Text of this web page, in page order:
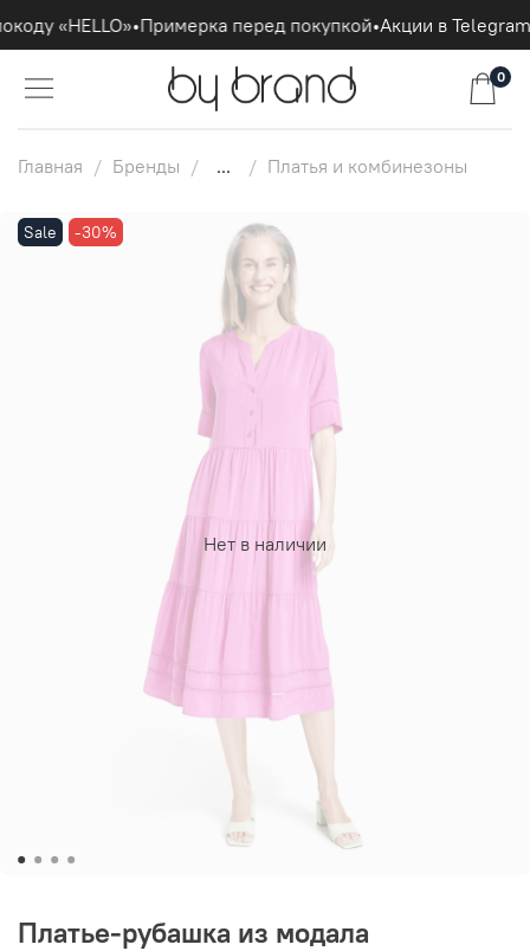
«HELLO»•Примерка перед покупкой•Акции в
0
Главная Бренды ... Платья и комбинезоны
Нет в наличии
Sale -30%
Платье-рубашка из модала